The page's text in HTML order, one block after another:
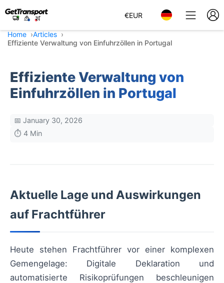
€EUR
Home
Articles
Effiziente Verwaltung von Einfuhrzöllen in Portugal
Effiziente Verwaltung von
Einfuhrzöllen in Portugal
📅 January 30, 2026
⏱️ 4 Min
Aktuelle Lage und Auswirkungen
auf Frachtführer
Heute stehen Frachtführer vor einer komplexen
Gemengelage: Digitale Deklaration und
automatisierte Risikoprüfungen beschleunigen